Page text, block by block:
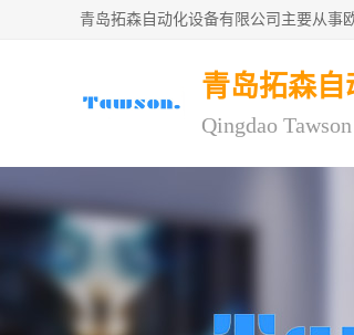
青岛拓森自动化设备有限公司主要从事
青岛拓森
Qingdao